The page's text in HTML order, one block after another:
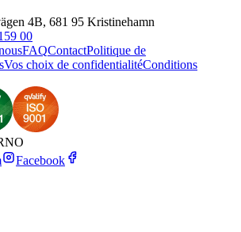
4B, 681 95 Kristinehamn
00
FAQContactPolitique de
Vos choix de confidentialitéConditions
Facebook